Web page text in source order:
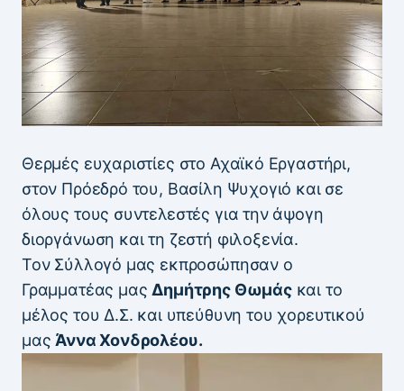
Θερμές ευχαριστίες στο Αχαϊκό Εργαστήρι,
στον Πρόεδρό του, Βασίλη Ψυχογιό και σε
όλους τους συντελεστές για την άψογη
διοργάνωση και τη ζεστή φιλοξενία.
Τον Σύλλογό μας εκπροσώπησαν ο
Γραμματέας μας Δημήτρης Θωμάςκαι το
μέλος του Δ.Σ. και υπεύθυνη του χορευτικού
μας Άννα Χονδρολέου.